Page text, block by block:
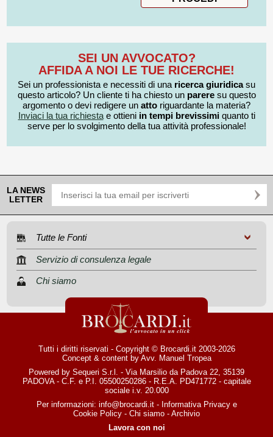
SEI UN AVVOCATO?
AFFIDA A NOI LE TUE RICERCHE!
Sei un professionista e necessiti di una ricerca giuridicasu
questo articolo? Un cliente ti ha chiesto un pareresu questo
argomento o devi redigere un atto riguardante la materia?
Inviaci la tua richiestae ottieni in tempi brevissimiquanto ti
serve per lo svolgimento della tua attività professionale!
LA NEWS
LETTER
Tutte le Fonti
Servizio di consulenza legale
Chi siamo
Tutti i diritti riservati - Copyright © Brocardi.it 2003-2026
Concept & content by Avv. Manuel Tropea
Powered by Sequeri S.r.l. - Via Marsilio da Padova 22, 35139
PADOVA - C.F. e P.I. 05500250286 - R.E.A. PD471772 - capitale
sociale i.v. 20.000
Per informazioni: info@brocardi.it- Informativa Privacye
Cookie Policy - Chi siamo - Archivio
Lavora con noi